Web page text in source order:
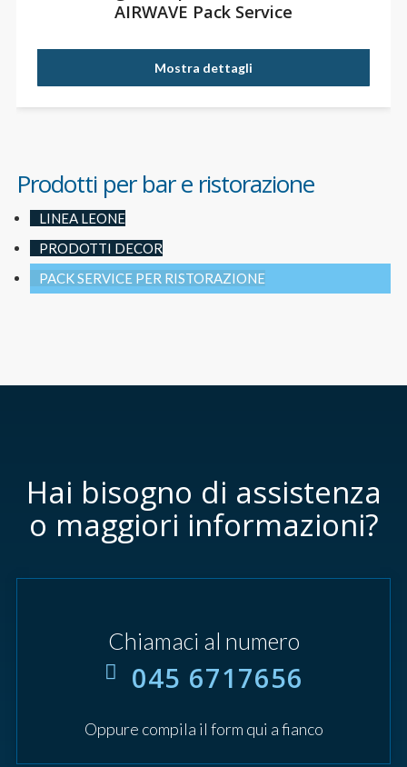
Prodotti per bar e ristorazione
LINEA LEONE
PRODOTTI DECOR
PACK SERVICE PER RISTORAZIONE
AIRWAVE Pack Service
Mostra dettagli
Hai bisogno di assistenza
o maggiori informazioni?
Chiamaci al numero
045 6717656
Oppure compila il form qui a fianco